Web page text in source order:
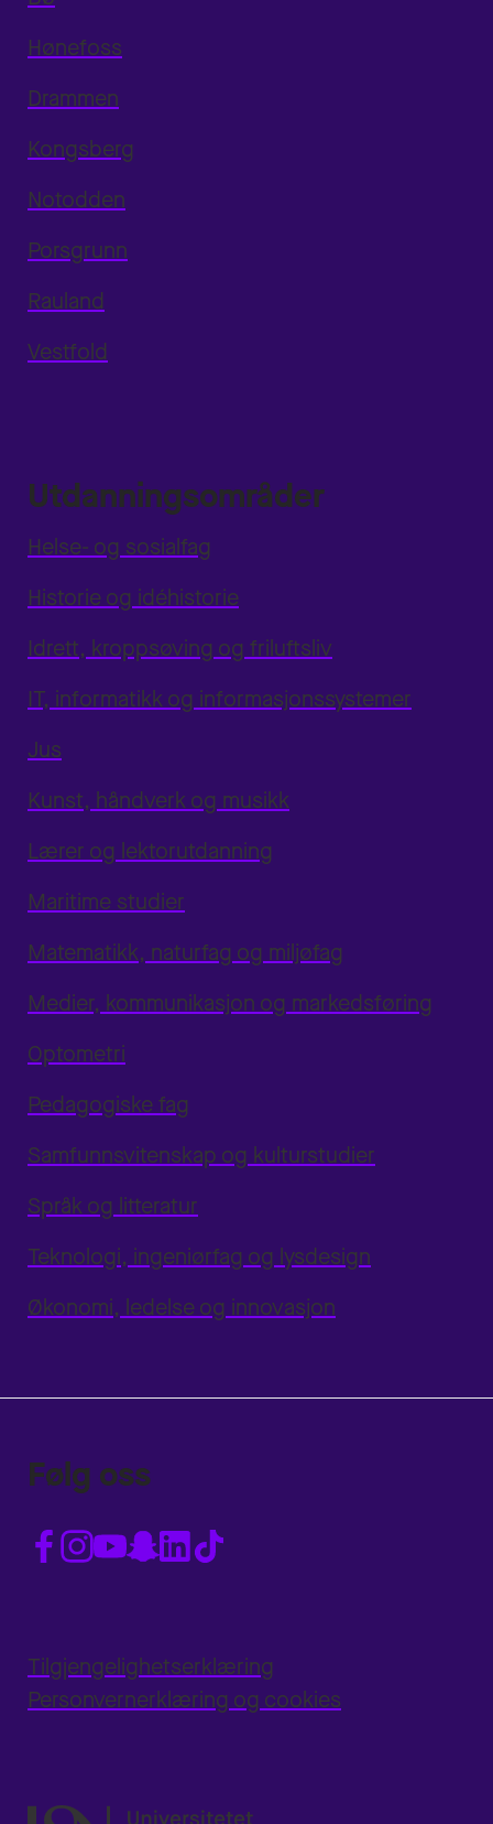
Hønefoss
Drammen
Kongsberg
Notodden
Porsgrunn
Rauland
Vestfold
Utdanningsområder
Helse- og sosialfag
Historie og idéhistorie
Idrett, kroppsøving og friluftsliv
IT, informatikk og informasjonssystemer
Jus
Kunst, håndverk og musikk
Lærer og lektorutdanning
Maritime studier
Matematikk, naturfag og miljøfag
Medier, kommunikasjon og markedsføring
Optometri
Pedagogiske fag
Samfunnsvitenskap og kulturstudier
Språk og litteratur
Teknologi, ingeniørfag og lysdesign
Økonomi, ledelse og innovasjon
Følg oss
Tilgjengelighetserklæring
Personvernerklæring og cookies